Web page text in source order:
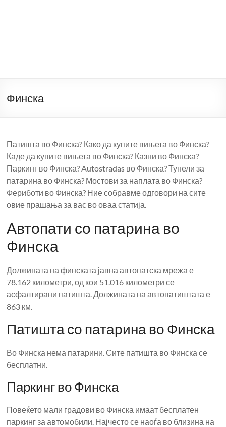
Финска
Патишта во Финска? Како да купите вињета во Финска?
Каде да купите вињета во Финска? Казни во Финска?
Паркинг во Финска? Autostradas во Финска? Тунели за
патарина во Финска? Мостови за наплата во Финска?
Фериботи во Финска? Ние собравме одговори на сите
овие прашања за вас во оваа статија.
Автопати со патарина во
Финска
Должината на финската јавна автопатска мрежа е
78.162 километри, од кои 51.016 километри се
асфалтирани патишта. Должината на автопатиштата е
863 км.
Патишта со патарина во Финска
Во Финска нема патарини. Сите патишта во Финска се
бесплатни.
Паркинг во Финска
Повеќето мали градови во Финска имаат бесплатен
паркинг за автомобили. Најчесто се наоѓа во близина на